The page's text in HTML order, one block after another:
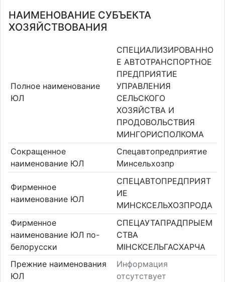
НАИМЕНОВАНИЕ СУБЪЕКТА
ХОЗЯЙСТВОВАНИЯ
Полное наименование
ЮЛ
СПЕЦИАЛИЗИРОВАННО
Е АВТОТРАНСПОРТНОЕ
ПРЕДПРИЯТИЕ
УПРАВЛЕНИЯ
СЕЛЬСКОГО
ХОЗЯЙСТВА И
ПРОДОВОЛЬСТВИЯ
МИНГОРИСПОЛКОМА
Сокращенное
наименование ЮЛ
Спецавтопредприятие
Минсельхозпр
Фирменное
наименование ЮЛ
СПЕЦАВТОПРЕДПРИЯТ
ИЕ
МИНСКСЕЛЬХОЗПРОДА
Фирменное
наименование ЮЛ по-
белорусски
СПЕЦАУТАПРАДПРЫЕМ
СТВА
МIНСКСЕЛЬГАСХАРЧА
Прежние наименования
ЮЛ
Информация
отсутствует